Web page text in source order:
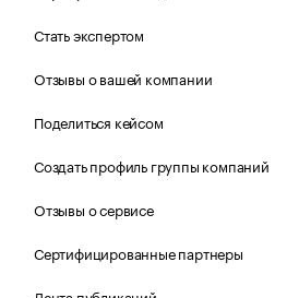
Стать экспертом
Отзывы о вашей компании
Поделиться кейсом
Создать профиль группы компаний
Отзывы о сервисе
Сертифицированные партнеры